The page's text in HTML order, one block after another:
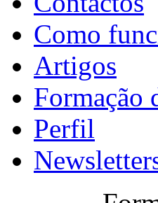
Como
Artigos
Formação
Perfil